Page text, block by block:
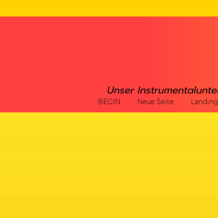
Unser
BEGIN Neue Seite